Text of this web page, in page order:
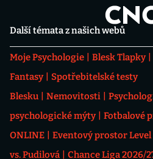
Další témata z našich webů
Moje Psychologie Blesk Tlapky
Fantasy
Spotřebitelské testy
Blesku
Nemovitosti
psychologické mýty
Fotbalové
ONLINE
Eventový prostor Level
vs. Pudilová
Chance Liga 2026/